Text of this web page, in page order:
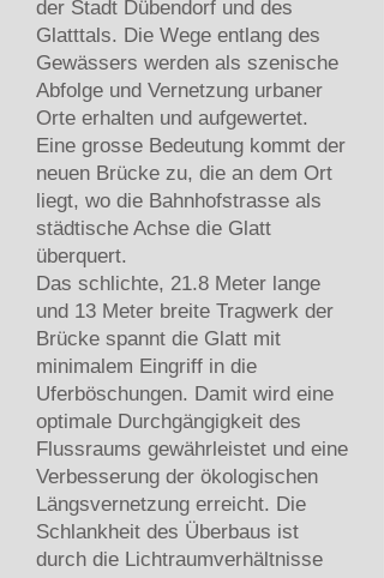
der Stadt Dübendorf und des
Glatttals. Die Wege entlang des
Gewässers werden als szenische
Abfolge und Vernetzung urbaner
Orte erhalten und aufgewertet.
Eine grosse Bedeutung kommt der
neuen Brücke zu, die an dem Ort
liegt, wo die Bahnhofstrasse als
städtische Achse die Glatt
überquert.
Das schlichte, 21.8 Meter lange
und 13 Meter breite Tragwerk der
Brücke spannt die Glatt mit
minimalem Eingriff in die
Uferböschungen. Damit wird eine
optimale Durchgängigkeit des
Flussraums gewährleistet und eine
Verbesserung der ökologischen
Längsvernetzung erreicht. Die
Schlankheit des Überbaus ist
durch die Lichtraumverhältnisse